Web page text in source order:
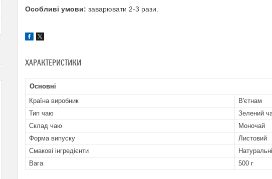
Особливі умови: заварювати 2-3 рази.
ХАРАКТЕРИСТИКИ
Основні
Країна виробник
В'єтнам
Тип чаю
Зелений
Склад чаю
Моночай
Форма випуску
Листовий
Смакові інгредієнти
Натуральні
Вага
500 г